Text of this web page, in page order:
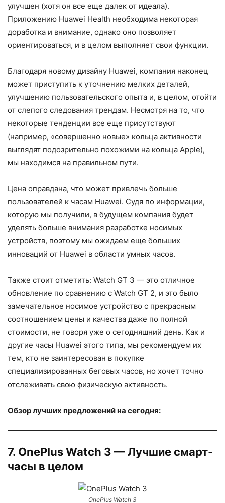
улучшен (хотя он все еще далек от идеала).
Приложению Huawei Health необходима некоторая
доработка и внимание, однако оно позволяет
ориентироваться, и в целом выполняет свои функции.
Благодаря новому дизайну Huawei, компания наконец
может приступить к уточнению мелких деталей,
улучшению пользовательского опыта и, в целом, отойти
от слепого следования трендам. Несмотря на то, что
некоторые тенденции все еще присутствуют
(например, «совершенно новые» кольца активности
выглядят подозрительно похожими на кольца Apple),
мы находимся на правильном пути.
Цена оправдана, что может привлечь больше
пользователей к часам Huawei. Судя по информации,
которую мы получили, в будущем компания будет
уделять больше внимания разработке носимых
устройств, поэтому мы ожидаем еще больших
инноваций от Huawei в области умных часов.
Также стоит отметить: Watch GT 3 — это отличное
обновление по сравнению с Watch GT 2, и это было
замечательное носимое устройство с прекрасным
соотношением цены и качества даже по полной
стоимости, не говоря уже о сегодняшний день. Как и
другие часы Huawei этого типа, мы рекомендуем их
тем, кто не заинтересован в покупке
специализированных беговых часов, но хочет точно
отслеживать свою физическую активность.
Обзор лучших предложений на сегодня:
7. OnePlus Watch 3 — Лучшие смарт-
часы в целом
OnePlus Watch 3